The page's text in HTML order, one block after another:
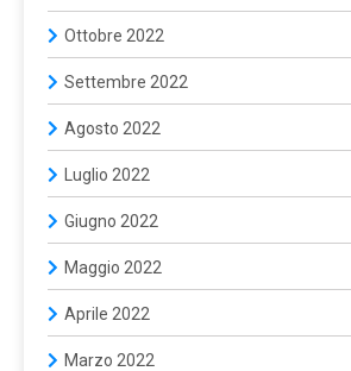
Ottobre 2022
Settembre 2022
Agosto 2022
Luglio 2022
Giugno 2022
Maggio 2022
Aprile 2022
Marzo 2022